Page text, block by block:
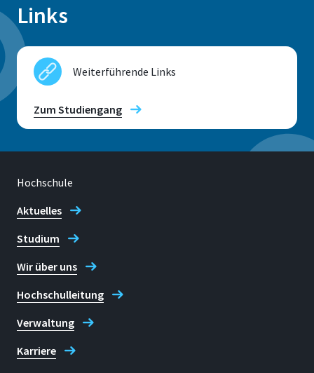
Links
Weiterführende Links
Zum Studiengang
Hochschule
Aktuelles
Studium
Wir über uns
Hochschulleitung
Verwaltung
Karriere